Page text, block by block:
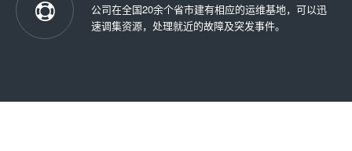
公司在全国20余个省市建有相应的运维基地，可以迅
速调集资源，处理就近的故障及突发事件。